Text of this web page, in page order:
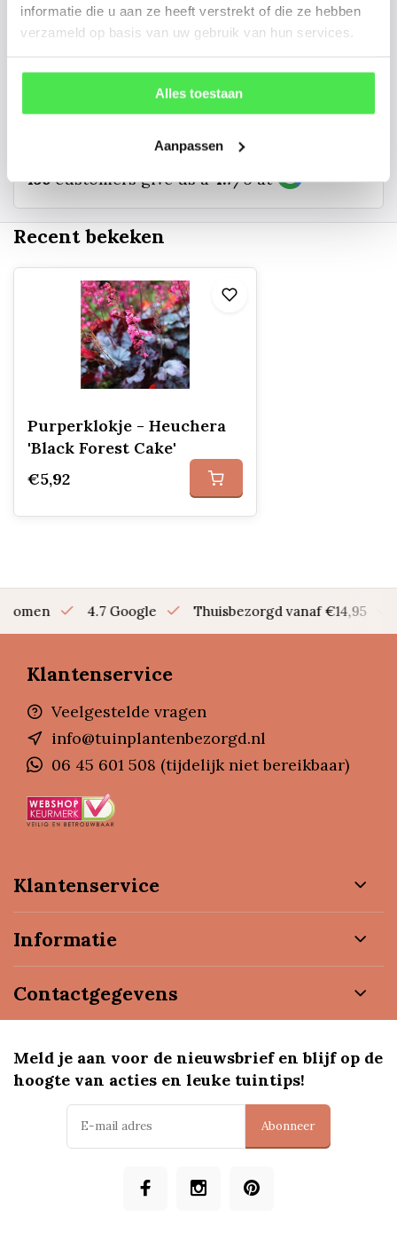
informatie die u aan ze heeft verstrekt of die ze hebben
verzameld op basis van uw gebruik van hun services.
Alles toestaan
Aanpassen
kunnen u een foto sturen.
06 45 601 508 (tijdelijk niet bereikbaar)
156 customers give us a 4.7/5 at
Recent bekeken
Purperklokje - Heuchera
'Black Forest Cake'
€5,92
bomen 4.7 Google Thuisbezorgd vanaf €14,95
Klantenservice
Veelgestelde vragen
info@tuinplantenbezorgd.nl
06 45 601 508 (tijdelijk niet bereikbaar)
Klantenservice
Informatie
Contactgegevens
Meld je aan voor de nieuwsbrief en blijf op de
hoogte van acties en leuke tuintips!
Abonneer